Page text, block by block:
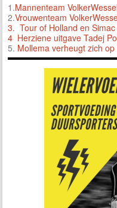
1.Mannenteam
2.Vrouwenteam
3. Tour of Holland en
4 Herziene uitgave Tadej
5. Mollema verheugt zich